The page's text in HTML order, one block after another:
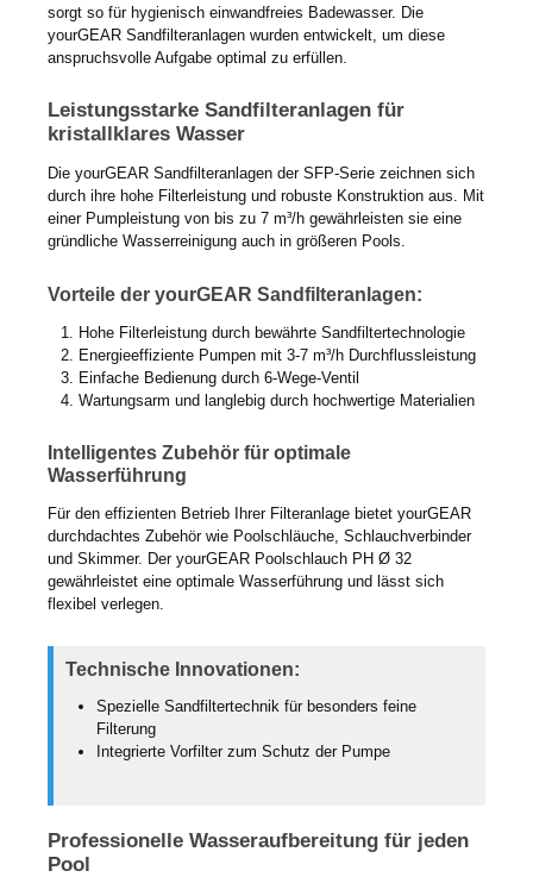
sorgt so für hygienisch einwandfreies Badewasser. Die
yourGEAR Sandfilteranlagen wurden entwickelt, um diese
anspruchsvolle Aufgabe optimal zu erfüllen.
Leistungsstarke Sandfilteranlagen für
kristallklares Wasser
Die yourGEAR Sandfilteranlagen der SFP-Serie zeichnen sich
durch ihre hohe Filterleistung und robuste Konstruktion aus. Mit
einer Pumpleistung von bis zu 7 m³/h gewährleisten sie eine
gründliche Wasserreinigung auch in größeren Pools.
Vorteile der yourGEAR Sandfilteranlagen:
Hohe Filterleistung durch bewährte Sandfiltertechnologie
Energieeffiziente Pumpen mit 3-7 m³/h Durchflussleistung
Einfache Bedienung durch 6-Wege-Ventil
Wartungsarm und langlebig durch hochwertige Materialien
Intelligentes Zubehör für optimale
Wasserführung
Für den effizienten Betrieb Ihrer Filteranlage bietet yourGEAR
durchdachtes Zubehör wie Poolschläuche, Schlauchverbinder
und Skimmer. Der yourGEAR Poolschlauch PH Ø 32
gewährleistet eine optimale Wasserführung und lässt sich
flexibel verlegen.
Technische Innovationen:
Spezielle Sandfiltertechnik für besonders feine
Filterung
Integrierte Vorfilter zum Schutz der Pumpe
Professionelle Wasseraufbereitung für jeden
Pool